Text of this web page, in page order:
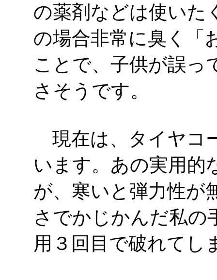
の薬剤などは使いた
の場合非常に臭く「
ことで、子供が誤っ
さそうです。
現在は、タイヤコ
います。あの実用的
が、寒いと弾力性が
さでかじかんだ私の
用３回目で破れてし